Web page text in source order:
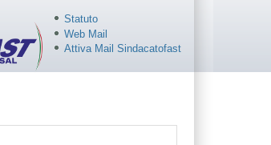
Statuto
Web Mail
Attiva Mail Sindacatofast